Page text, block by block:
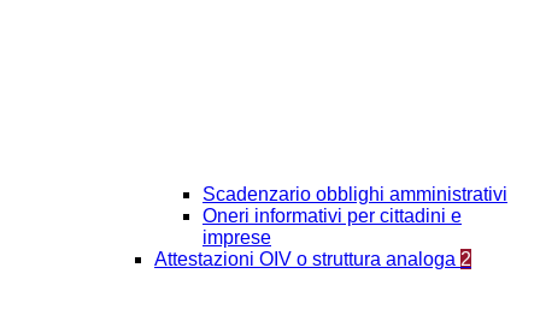
Scadenzario obblighi amministrativi
Oneri informativi per cittadini e
imprese
Attestazioni OIV o struttura analoga 2